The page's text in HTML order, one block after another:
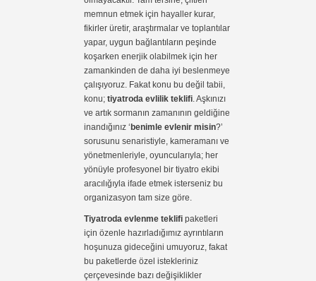
memnun etmek için hayaller kurar,
fikirler üretir, araştırmalar ve toplantılar
yapar, uygun bağlantıların peşinde
koşarken enerjik olabilmek için her
zamankinden de daha iyi beslenmeye
çalışıyoruz. Fakat konu bu değil tabii,
konu; tiyatroda evlilik teklifi. Aşkınızı
ve artık sormanın zamanının geldiğine
inandığınız ‘ benimle evlenir misin?’
sorusunu senaristiyle, kameramanı ve
yönetmenleriyle, oyuncularıyla; her
yönüyle profesyonel bir tiyatro ekibi
aracılığıyla ifade etmek isterseniz bu
organizasyon tam size göre.
Tiyatroda evlenme teklifi paketleri
için özenle hazırladığımız ayrıntıların
hoşunuza gideceğini umuyoruz, fakat
bu paketlerde özel istekleriniz
çerçevesinde bazı değişiklikler